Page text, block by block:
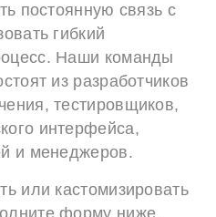
постоянную связь с
гибкий
Наши команды
из разработчиков
тестировщиков,
интерфейса,
и менеджеров.
или кастомизировать